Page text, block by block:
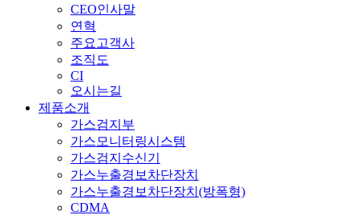
CEO인사말
연혁
주요고객사
조직도
CI
오시는길
제품소개
가스검지부
가스모니터링시스템
가스검지수신기
가스누출경보차단장치
가스누출경보차단장치(방폭형)
CDMA